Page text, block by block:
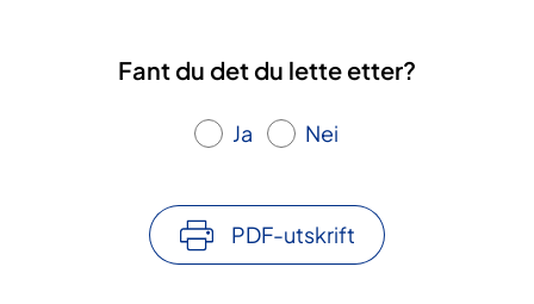
Fant du det du lette etter?
Ja Nei
PDF-utskrift